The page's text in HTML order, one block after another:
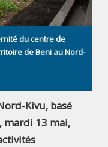
du centre de
de Beni au Nord-
Kivu, basé
mardi 13 mai,